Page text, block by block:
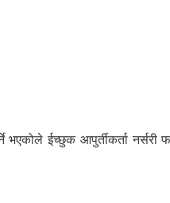
भएकोले ईच्छुक आपुर्तीकर्ता